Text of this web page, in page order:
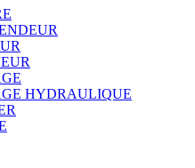
HYDRAULIQUE